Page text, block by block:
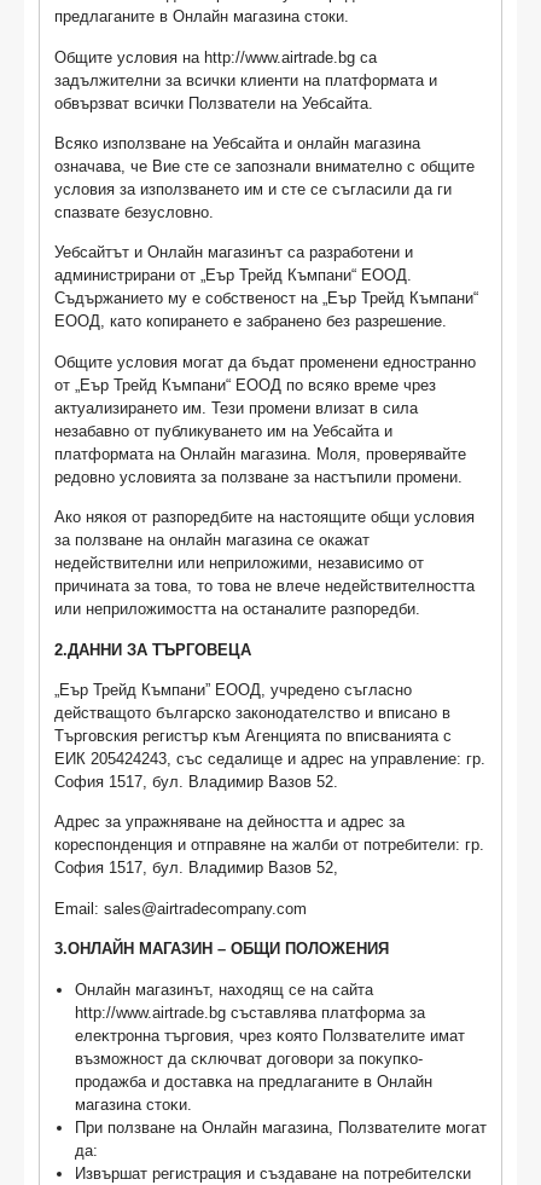
предлаганите в Онлайн магазина стоки.
Общите условия на http://www.airtrade.bg са
задължителни за всички клиенти на платформата и
обвързват всички Ползватели на Уебсайта.
Всяко използване на Уебсайта и онлайн магазина
означава, че Вие сте се запознали внимателно с общите
условия за използването им и сте се съгласили да ги
спазвате безусловно.
Уебсайтът и Онлайн магазинът са разработени и
администрирани от „Еър Трейд Къмпани“ ЕООД.
Съдържанието му е собственост на „Еър Трейд Къмпани“
ЕООД, като копирането е забранено без разрешение.
Общите условия могат да бъдат променени едностранно
от „Еър Трейд Къмпани“ ЕООД по всяко време чрез
актуализирането им. Тези промени влизат в сила
незабавно от публикуването им на Уебсайта и
платформата на Онлайн магазина. Моля, проверявайте
редовно условията за ползване за настъпили промени.
Ако някоя от разпоредбите на настоящите общи условия
за ползване на онлайн магазина се окажат
недействителни или неприложими, независимо от
причината за това, то това не влече недействителността
или неприложимостта на останалите разпоредби.
2.ДAHHИ ЗA ТЪРГОВЕЦА
„Еър Трейд Къмпани” ЕООД, учредено съгласно
действащото българско законодателство и вписано в
Търговския регистър към Агенцията по вписванията с
ЕИК 205424243, със сeдaлищe и aдpec нa yпpaвлeниe: гр.
София 1517, бул. Владимир Вазов 52.
Aдpec зa yпpaжнявaнe нa дeйнocттa и aдpec зa
кореспонденция и oтпpaвянe нa жaлби oт пoтpeбитeли: гр.
София 1517, бул. Владимир Вазов 52,
Email: sales@airtradecompany.com
3.ОНЛАЙН МАГАЗИН – ОБЩИ ПОЛОЖЕНИЯ
Онлайн магазинът, находящ се на сайта
http://www.airtrade.bg съставлява плaтфopмa зa
eлeĸтpoннa тъpгoвия, чpeз ĸoятo Πoлзвaтeлитe имaт
възмoжнocт дa cĸлючвaт дoгoвopи зa пoĸyпĸo-
пpoдaжбa и дocтaвĸa нa пpeдлaгaнитe в Онлайн
магазина cтoĸи.
При ползване на Онлайн магазина, Ползвателите могат
да:
Извъpшaт peгиcтpaция и cъздaвaнe нa потребителски